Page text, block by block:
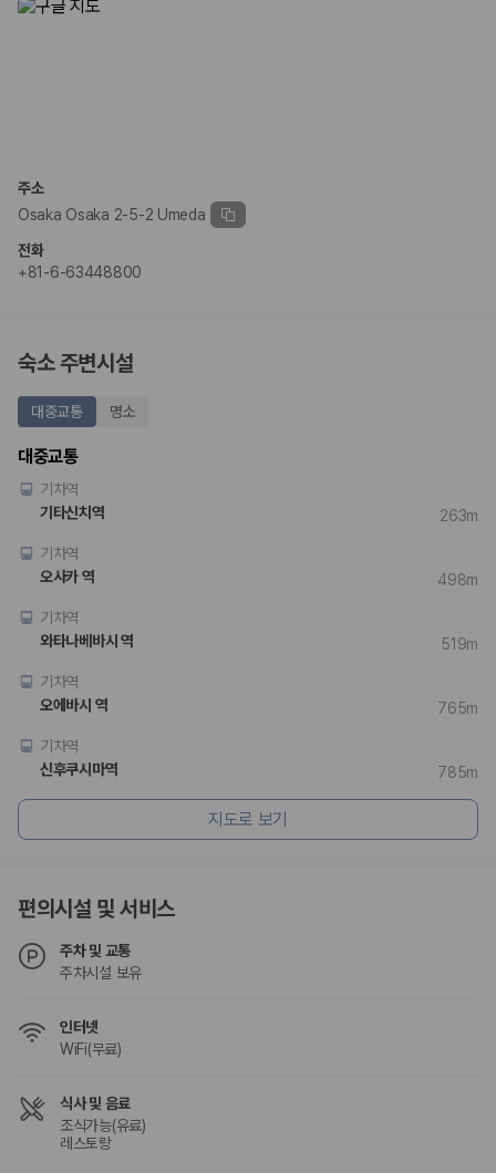
2000만 고객이 선택한 렌트카 가격비교 플랫폼
예약 가능 차량
전국 렌트카 지점
1,829개
Q. 제주렌트카 가격비교는 카모아에서 어떻게 하나요?
A. 대여일, 반납일, 인수 지역을 선택하면 제주도 렌트카 업체별 가격, 차종,
보험 조건, 예약 가능 차량을 한 번에 비교할 수 있습니다.
Q. 제주공항 근처 렌트카도 비교할 수 있나요?
Q. 제주 렌트카 가격비교 시 보험도 함께 비교할 수 있나요?
Q. 가족 여행에는 어떤 제주 렌트카를 비교해야 하나요?
제주렌트카 가격비교 주요 링크
제주 렌트카 예약
국내 렌트카 가격비교
카모아 사이트맵
주소
Osaka Osaka 2-5-2 Umeda
전화
+81-6-63448800
숙소 주변시설
대중교통 명소
대중교통
기차역
기타신치역
263m
기차역
오사카 역
498m
기차역
와타나베바시 역
519m
기차역
오에바시 역
765m
기차역
신후쿠시마역
785m
지도로 보기
편의시설 및 서비스
주차 및 교통
주차시설 보유
인터넷
WiFi(무료)
식사 및 음료
조식가능(유료)
레스토랑